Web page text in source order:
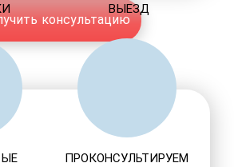
консультацию
ВЫЕЗД
ПРОКОНСУЛЬТИРУЕМ